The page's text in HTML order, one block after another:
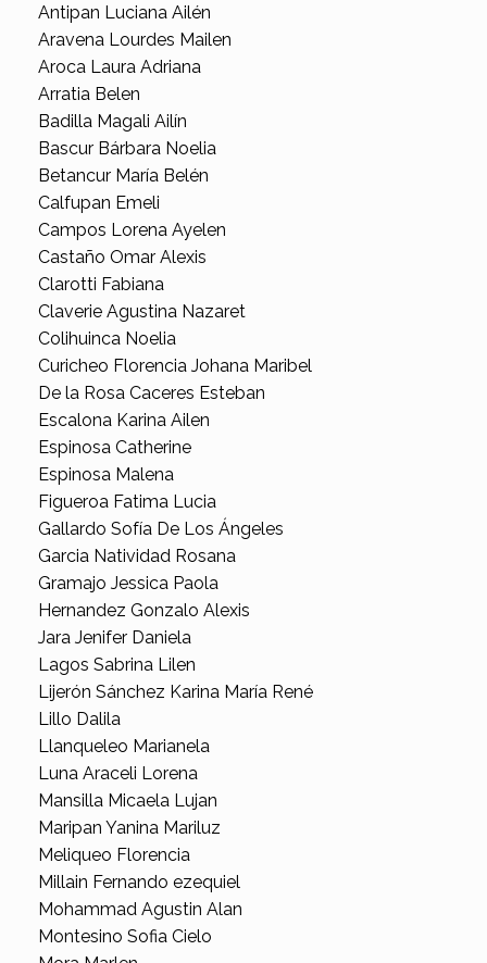
Antipan Luciana Ailén
Aravena Lourdes Mailen
Aroca Laura Adriana
Arratia Belen
Badilla Magali Ailín
Bascur Bárbara Noelia
Betancur María Belén
Calfupan Emeli
Campos Lorena Ayelen
Castaño Omar Alexis
Clarotti Fabiana
Claverie Agustina Nazaret
Colihuinca Noelia
Curicheo Florencia Johana Maribel
De la Rosa Caceres Esteban
Escalona Karina Ailen
Espinosa Catherine
Espinosa Malena
Figueroa Fatima Lucia
Gallardo Sofía De Los Ángeles
Garcia Natividad Rosana
Gramajo Jessica Paola
Hernandez Gonzalo Alexis
Jara Jenifer Daniela
Lagos Sabrina Lilen
Lijerón Sánchez Karina María René
Lillo Dalila
Llanqueleo Marianela
Luna Araceli Lorena
Mansilla Micaela Lujan
Maripan Yanina Mariluz
Meliqueo Florencia
Millain Fernando ezequiel
Mohammad Agustin Alan
Montesino Sofia Cielo